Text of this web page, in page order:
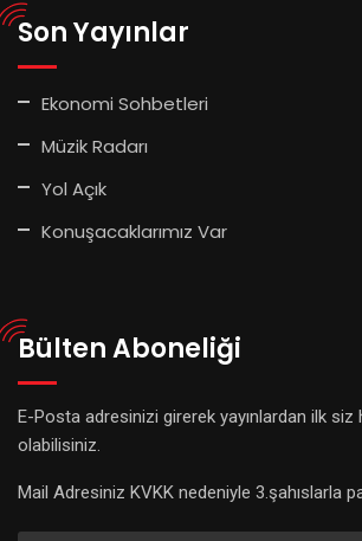
Son Yayınlar
Ekonomi Sohbetleri
Müzik Radarı
Yol Açık
Konuşacaklarımız Var
Bülten Aboneliği
E-Posta adresinizi girerek yayınlardan ilk siz
olabilisiniz.
Mail Adresiniz KVKK nedeniyle 3.şahıslarla